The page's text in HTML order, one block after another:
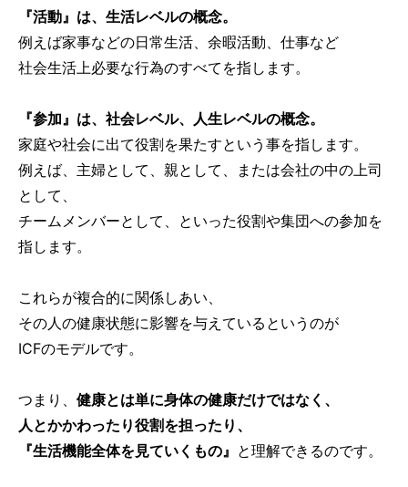
『活動』は、生活レベルの概念。
例えば家事などの日常生活、余暇活動、仕事など
社会生活上必要な行為のすべてを指します。
『参加』は、社会レベル、人生レベルの概念。
家庭や社会に出て役割を果たすという事を指します。
例えば、主婦として、親として、または会社の中の上司
として、
チームメンバーとして、といった役割や集団への参加を
指します。
これらが複合的に関係しあい、
その人の健康状態に影響を与えているというのが
ICFのモデルです。
つまり、 健康とは単に身体の健康だけではなく、
人とかかわったり役割を担ったり、
『生活機能全体を見ていくもの』 と理解できるのです。